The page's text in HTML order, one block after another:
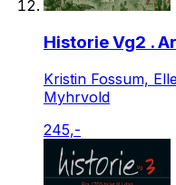
Historie Vg2 .
Kristin Fossum,
Myhrvold
245,-